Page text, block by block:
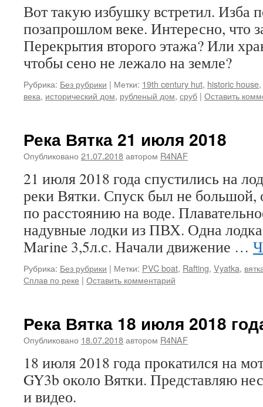
Вот такую избушку встретил. Изба
позапрошлом веке. Интересно, что
Перекрытия второго этажа? Или
чтобы сено не лежало на земле?
Рубрика: Без рубрики | Метки: 19th century hut, historic house,
века, исторический дом, рубленый дом, сруб | Оставить
Река Вятка 21 июля 2018
Опубликовано 21.07.2018автором R4NAF
21 июля 2018 года спустились на
реки Вятки. Спуск был не большой,
по расстоянию на воде.
надувные лодки из ПВХ. Одна
Marine 3,5л.с. Начали движение …
Рубрика: Без рубрики | Метки: PVC boat, Rafting, Vyatka,
Сплав по реке | Оставить комментарий
Река Вятка 18 июля 2018
Опубликовано 18.07.2018автором R4NAF
18 июля 2018 года прокатился на
GY3b около Вятки. Представляю
и видео.